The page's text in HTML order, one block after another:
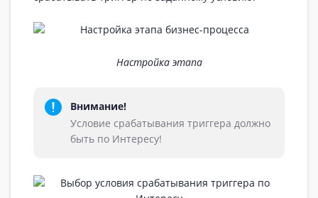
Настройка этапа
Внимание!
Условие срабатывания триггера должно
быть по Интересу!